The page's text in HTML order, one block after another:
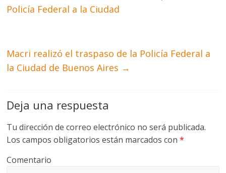
Policía Federal a la Ciudad
Macri realizó el traspaso de la Policía Federal a
la Ciudad de Buenos Aires →
Deja una respuesta
Tu dirección de correo electrónico no será publicada.
Los campos obligatorios están marcados con*
Comentario